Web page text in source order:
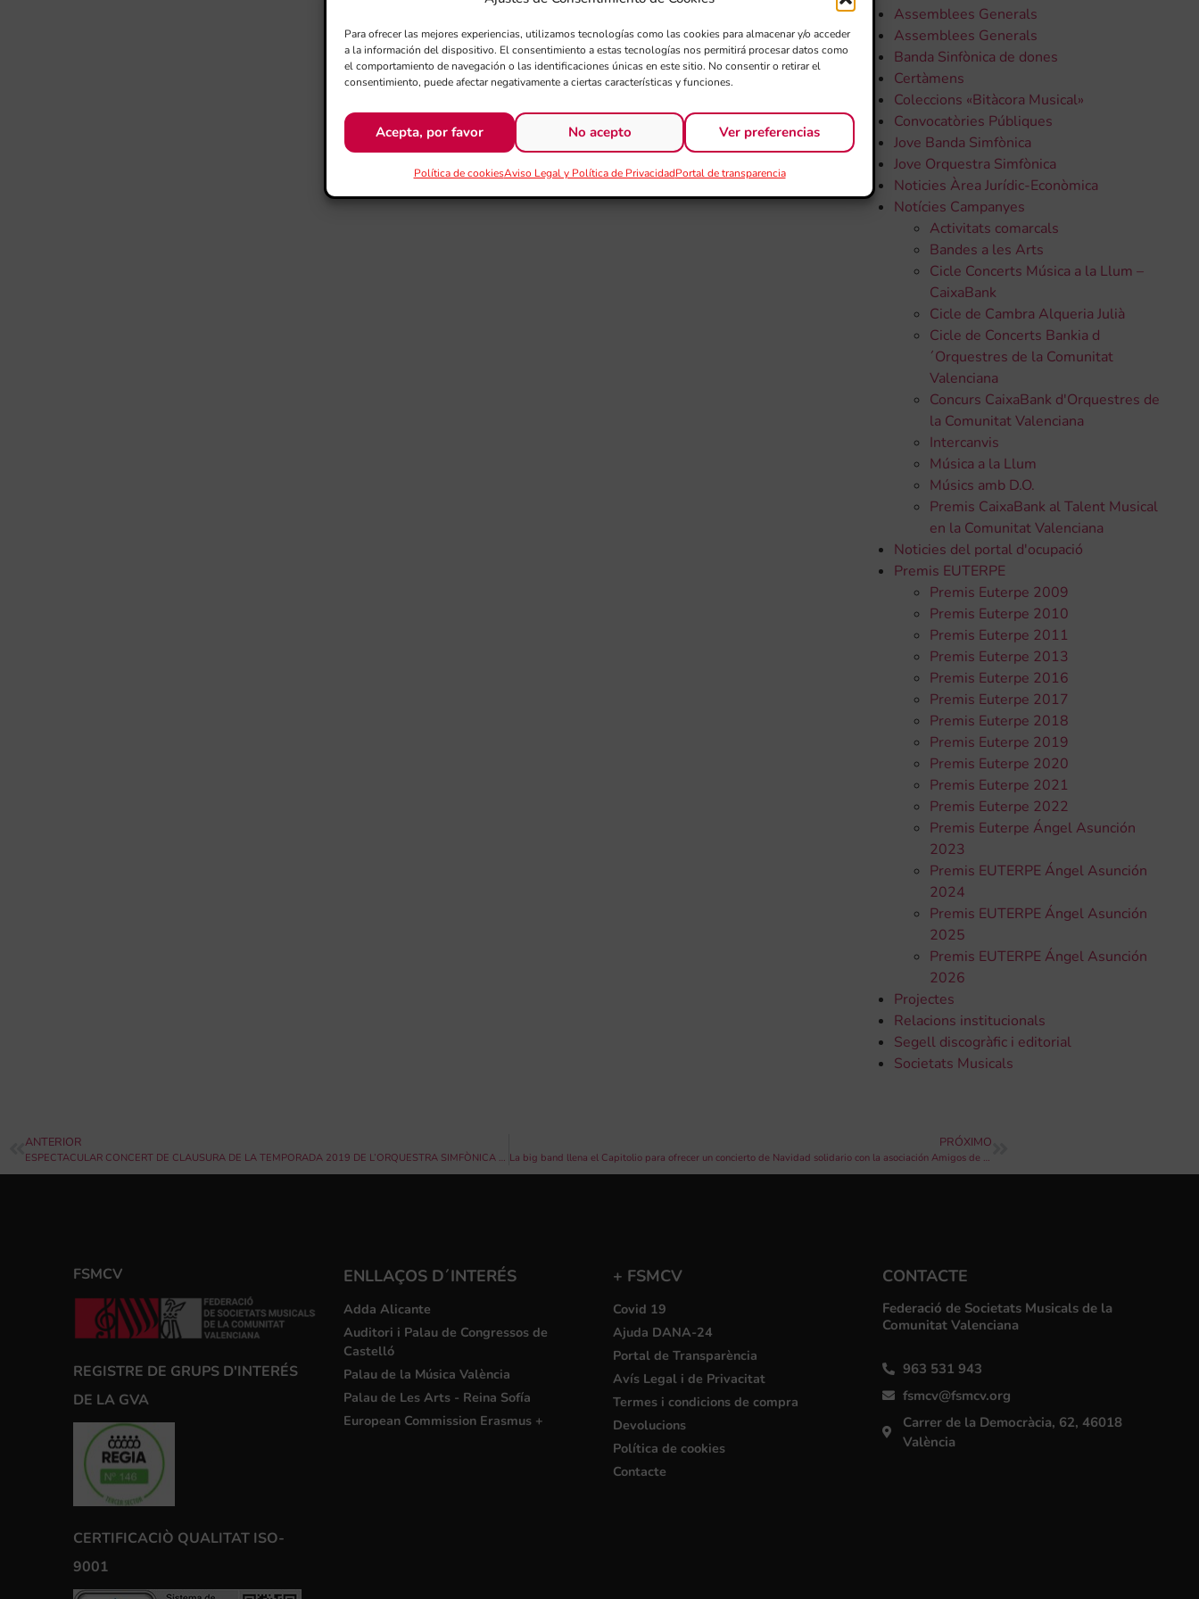
Para ofrecer las mejores experiencias, utilizamos tecnologías como las cookies para almacenar y/o acceder
a la información del dispositivo. El consentimiento a estas tecnologías nos permitirá procesar datos como
el comportamiento de navegación o las identificaciones únicas en este sitio. No consentir o retirar el
consentimiento, puede afectar negativamente a ciertas características y funciones.
Acepta, por favor No acepto Ver preferencias
Política de cookiesAviso Legal y Política de PrivacidadPortal de transparencia
Assemblees Generals
Assemblees Generals
Banda Sinfònica de dones
Certàmens
Coleccions «Bitàcora Musical»
Convocatòries Públiques
Jove Banda Simfònica
Jove Orquestra Simfònica
Noticies Àrea Jurídic-Econòmica
Notícies Campanyes
Activitats comarcals
Bandes a les Arts
Cicle Concerts Música a la Llum –
CaixaBank
Cicle de Cambra Alqueria Julià
Cicle de Concerts Bankia d
´Orquestres de la Comunitat
Valenciana
Concurs CaixaBank d'Orquestres de
la Comunitat Valenciana
Intercanvis
Música a la Llum
Músics amb D.O.
Premis CaixaBank al Talent Musical
en la Comunitat Valenciana
Noticies del portal d'ocupació
Premis EUTERPE
Premis Euterpe 2009
Premis Euterpe 2010
Premis Euterpe 2011
Premis Euterpe 2013
Premis Euterpe 2016
Premis Euterpe 2017
Premis Euterpe 2018
Premis Euterpe 2019
Premis Euterpe 2020
Premis Euterpe 2021
Premis Euterpe 2022
Premis Euterpe Ángel Asunción
2023
Premis EUTERPE Ángel Asunción
2024
Premis EUTERPE Ángel Asunción
2025
Premis EUTERPE Ángel Asunción
2026
Projectes
Relacions institucionals
Segell discogràfic i editorial
Societats Musicals
ANTERIOR
ESPECTACULAR CONCERT DE CLAUSURA DE LA TEMPORADA 2019 DE L’ORQUESTRA SIMFÒNICA CAIXA ONTINYENT
PRÓXIMO
La big band llena el Capitolio para ofrecer un concierto de Navidad solidario con la asociación Amigos de Don Ursi
FSMCV
REGISTRE DE GRUPS D'INTERÉS
DE LA GVA
CERTIFICACIÒ QUALITAT ISO-
9001
ENLLAÇOS D´INTERÉS
Adda Alicante
Auditori i Palau de Congressos de
Castelló
Palau de la Música València
Palau de Les Arts - Reina Sofía
European Commission Erasmus +
+ FSMCV
Covid 19
Ajuda DANA-24
Portal de Transparència
Avís Legal i de Privacitat
Termes i condicions de compra
Devolucions
Política de cookies
Contacte
CONTACTE
Federació de Societats Musicals de la
Comunitat Valenciana
963 531 943
fsmcv@fsmcv.org
Carrer de la Democràcia, 62, 46018
València